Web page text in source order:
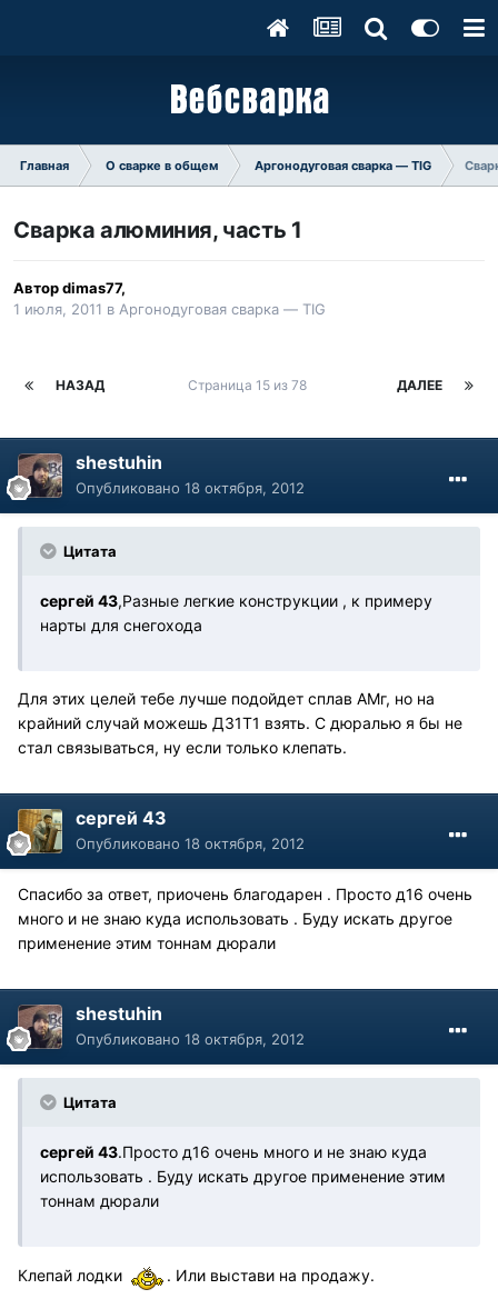
Главная О сварке в общем Аргонодуговая сварка — TIG
Сварка алюминия, часть 1
Авторdimas77,
1 июля, 2011 в Аргонодуговая сварка — TIG
НАЗАД ДАЛЕЕ
Страница 15 из 78
shestuhin
Опубликовано 18 октября, 2012
Цитата
сергей 43,Разные легкие конструкции , к примеру
нарты для снегохода
Для этих целей тебе лучше подойдет сплав АМг, но на
крайний случай можешь Д31Т1 взять. С дюралью я бы не
стал связываться, ну если только клепать.
сергей 43
Опубликовано 18 октября, 2012
Спасибо за ответ, приочень благодарен . Просто д16 очень
много и не знаю куда использовать . Буду искать другое
применение этим тоннам дюрали
shestuhin
Опубликовано 18 октября, 2012
Цитата
сергей 43.Просто д16 очень много и не знаю куда
использовать . Буду искать другое применение этим
тоннам дюрали
Клепай лодки . Или выстави на продажу.